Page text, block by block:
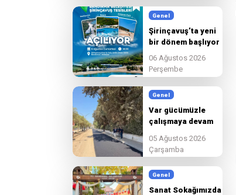
Genel
Şirinçavuş’ta yeni
bir dönem başlıyor
06 Ağustos 2026
Perşembe
Genel
Var gücümüzle
çalışmaya devam
05 Ağustos 2026
Çarşamba
Genel
Sanat Sokağımızda